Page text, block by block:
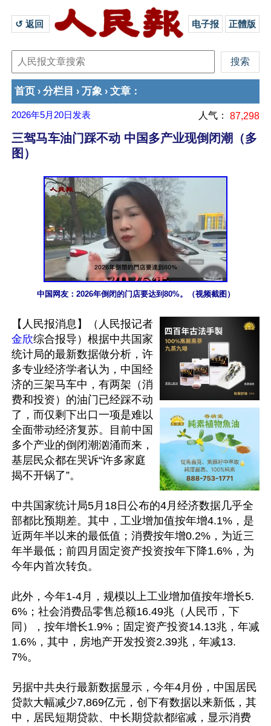
↺ 返回 电子报 正體版
首页 › 分栏目 › 万象 › 文章 ：
2026年5月20日 发表 人气： 87,298
三驾马车油门踩不动 中国多产业现倒闭潮（多
图）
中国网友：2026年倒闭的门店要达到80%。（视频截图）
【人民报消息】（人民报记者
金欣综合报导）根据中共国家
统计局的最新数据做分析，许
多专业经济学者认为，中国经
济的三架马车中，有两架（消
费和投资）的油门已经踩不动
了，而仅剩下出口一项是难以
全面带动经济复苏。目前中国
多个产业的倒闭潮汹涌而来，
基层民众都在哭诉“许多家庭
揭不开锅了”。
中共国家统计局5月18日公布的4月经济数据几乎全
部都比预期差。其中，工业增加值按年增4.1%，是
近两年半以来的最低值；消费按年增0.2%，为近三
年半最低；前四月固定资产投资按年下降1.6%，为
今年内首次转负。
此外，今年1-4月，规模以上工业增加值按年增长5.
6%；社会消费品零售总额16.49兆（人民币，下
同），按年增长1.9%；固定资产投资14.13兆，年减
1.6%，其中，房地产开发投资2.39兆，年减13.
7%。
另据中共央行最新数据显示，今年4月份，中国居民
贷款大幅减少7,869亿元，创下有数据以来新低，其
中，居民短期贷款、中长期贷款都缩减，显示消费